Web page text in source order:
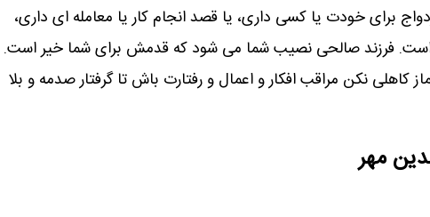
برای خودت یا کسی داری، یا قصد انجام کار یا معامله ای داری،
است. فرزند صالحی نصیب شما می شود که قدمش برای شما خیر است.
کاهلی نکن مراقب افکار و اعمال و رفتارت باش تا گرفتار صدمه و بلا
مهر